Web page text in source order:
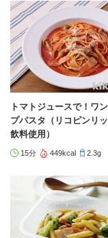
トマトジュースで！ワ
プパスタ（リコピンリ
飲料使用）
15分 449kcal 2.3g